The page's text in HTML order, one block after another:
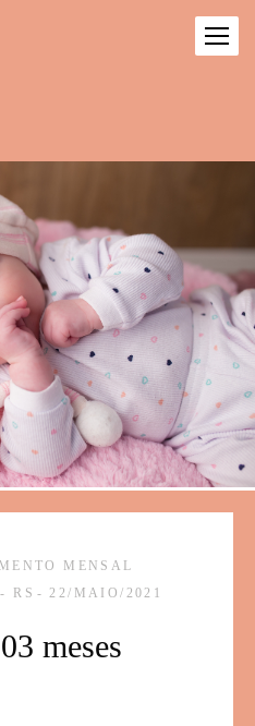
MENSAL
RS
22/MAIO/2021
meses